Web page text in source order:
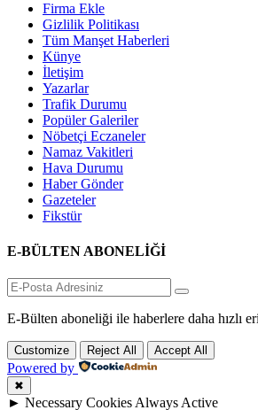
Firma Ekle
Gizlilik Politikası
Tüm Manşet Haberleri
Künye
İletişim
Yazarlar
Trafik Durumu
Popüler Galeriler
Nöbetçi Eczaneler
Namaz Vakitleri
Hava Durumu
Haber Gönder
Gazeteler
Fikstür
E-BÜLTEN ABONELİĞİ
E-Bülten aboneliği ile haberlere daha hızlı
Customize Reject All Accept All
Powered by
✖
► Necessary Cookies Always Active